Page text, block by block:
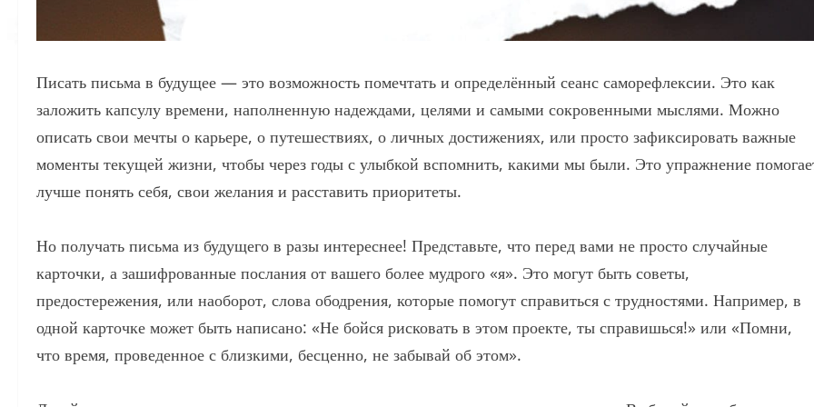
Писать письма в будущее — это возможность помечтать и определённый сеанс саморефлексии. Это как
заложить капсулу времени, наполненную надеждами, целями и самыми сокровенными мыслями. Можно
описать свои мечты о карьере, о путешествиях, о личных достижениях, или просто зафиксировать важные
моменты текущей жизни, чтобы через годы с улыбкой вспомнить, какими мы были. Это упражнение
лучше понять себя, свои желания и расставить приоритеты.
Но получать письма из будущего в разы интереснее! Представьте, что перед вами не просто случайные
карточки, а зашифрованные послания от вашего более мудрого «я». Это могут быть советы,
предостережения, или наоборот, слова ободрения, которые помогут справиться с трудностями. Например, в
одной карточке может быть написано: «Не бойся рисковать в этом проекте, ты справишься!» или «Помни,
что время, проведенное с близкими, бесценно, не забывай об этом».